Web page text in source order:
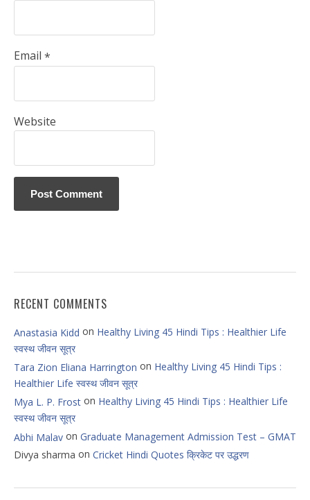
Email *
Website
RECENT COMMENTS
Anastasia Kidd on Healthy Living 45 Hindi Tips : Healthier Life
स्वस्थ जीवन सूत्र
Tara Zion Eliana Harrington on Healthy Living 45 Hindi Tips :
Healthier Life स्वस्थ जीवन सूत्र
Mya L. P. Frost on Healthy Living 45 Hindi Tips : Healthier Life
स्वस्थ जीवन सूत्र
Abhi Malav on Graduate Management Admission Test – GMAT
Divya sharma on Cricket Hindi Quotes क्रिकेट पर उद्धरण